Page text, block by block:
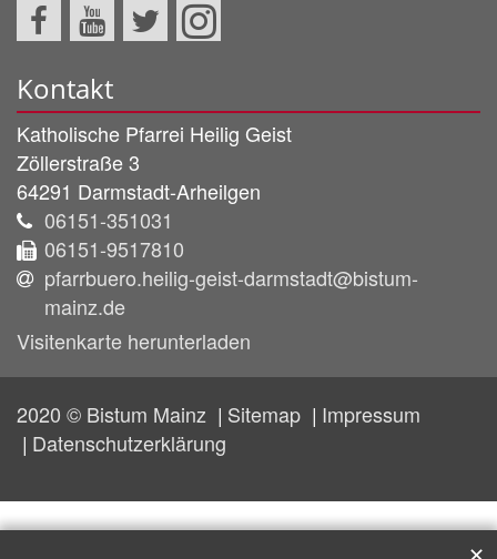
Kontakt
Katholische Pfarrei Heilig Geist
Zöllerstraße 3
64291 Darmstadt-Arheilgen
06151-351031
06151-9517810
pfarrbuero.heilig-geist-darmstadt@bistum-
mainz.de
Visitenkarte herunterladen
2020 © Bistum Mainz Sitemap
Impressum
Datenschutzerklärung